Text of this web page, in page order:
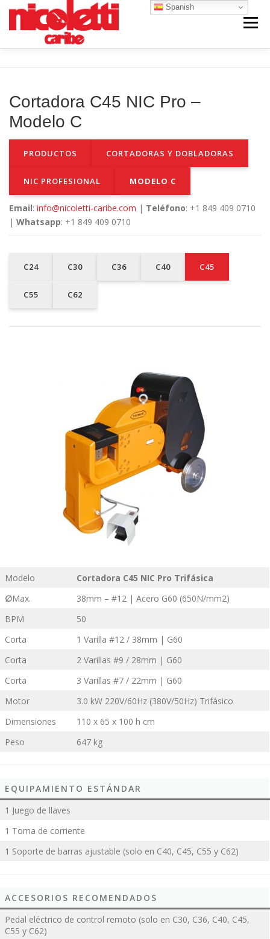
Saltar
contenido
Menú
CONTACTO
Cortadora C45 NIC Pro –
Modelo C
PRODUCTOS CORTADORAS Y DOBLADORAS
NIC PROFESIONAL MODELO C
Email: info@nicoletti-caribe.com | Teléfono: +1 849 409 0710
| Whatsapp: +1 849 409 0710
C24 C30 C36 C40 C45
C55 C62
Modelo Cortadora C45 NIC Pro Trifásica
∅Max.
38mm – #12 | Acero G60 (650N/mm2)
BPM
50
Corta
1 Varilla #12 / 38mm | G60
Corta
2 Varillas #9 / 28mm | G60
Corta
3 Varillas #7 / 22mm | G60
Motor
3.0 kW 220V/60Hz (380V/50Hz) Trifásico
Dimensiones
110 x 65 x 100 h cm
Peso
647 kg
EQUIPAMIENTO ESTÁNDAR
1 Juego de llaves
1 Toma de corriente
1 Soporte de barras ajustable (solo en C40, C45, C55 y C62)
ACCESORIOS RECOMENDADOS
Pedal eléctrico de control remoto (solo en C30, C36, C40, C45,
C55 y C62)
Spanish